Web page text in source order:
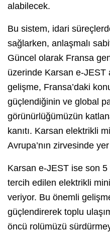
alabilecek.
Bu sistem, idari
sağlarken, anlaşmalı
Güncel olarak Fransa
üzerinde Karsan e-JEST
gelişme, Fransa’daki
güçlendiğinin ve global
görünürlüğümüzün
kanıtı. Karsan elektrikli
Avrupa’nın zirvesinde yer
Karsan e-JEST ise son 5
tercih edilen elektrikli
veriyor. Bu önemli
güçlendirerek toplu
öncü rolümüzü